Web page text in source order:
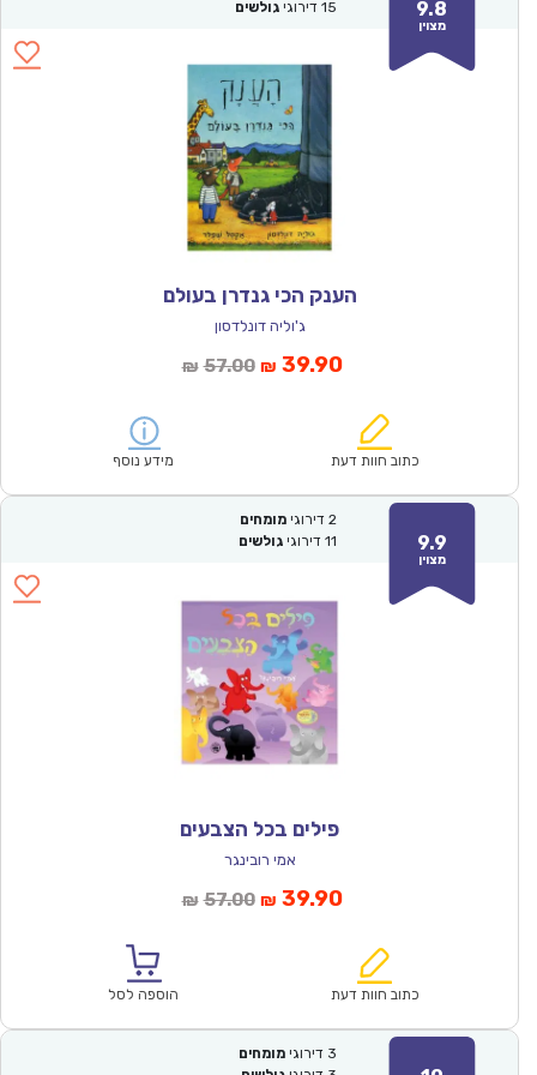
9.8
מצוין
15 דירוגי גולשים
הענק הכי גנדרן בעולם
ג'וליה דונלדסון
₪ 57.00המחיר
₪57.00.
₪ 39.90המחיר
הוא:
כתוב חוות דעת מידע נוסף
9.9
מצוין
2 דירוגי מומחים
11 דירוגי גולשים
פילים בכל הצבעים
אמי רובינגר
₪ 57.00המחיר
₪57.00.
₪ 39.90המחיר
הוא:
כתוב חוות דעת הוספה לסל
3 דירוגי מומחים